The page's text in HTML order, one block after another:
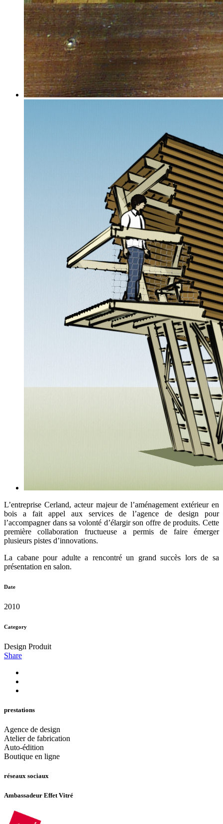
L’entreprise Cerland, acteur majeur de l’aménagement extérieur en
bois a fait appel aux services de l’agence de design pour
l’accompagner dans sa volonté d’élargir son offre de produits. Cette
première collaboration fructueuse a permis de faire émerger
plusieurs pistes d’innovations.
La cabane pour adulte a rencontré un grand succès lors de sa
présentation en salon.
Date
2010
Category
Design Produit
Share
prestations
Agence de design
Atelier de fabrication
Auto-édition
Boutique en ligne
réseaux sociaux
Ambassadeur Effet Vitré